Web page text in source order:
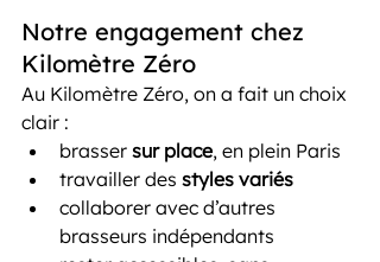
Notre engagement chez
Kilomètre Zéro
Au Kilomètre Zéro, on a fait un choix
clair :
brasser sur place, en plein Paris
travailler des styles variés
collaborer avec d’autres
brasseurs indépendants